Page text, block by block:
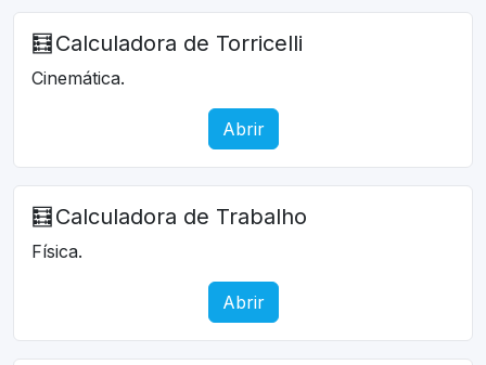
🧮 Calculadora de Torricelli
Cinemática.
Abrir
🧮 Calculadora de Trabalho
Física.
Abrir